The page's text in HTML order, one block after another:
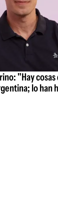
"Hay
lo han